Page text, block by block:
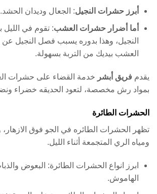
أبرز حشرات النجيل: الجعال وديدان الحشد.
أما أضرار حشرات العشب: تقوم في
النجيل، وهذا بدوره يسبب فصل النجيل عن
العشب بيديك من التربة بسهولة.
يقدم فريق أبشر خدمة القضاء على حشرات
بمواد رش مخصصة، لتعود الحديقه خضراء
الحشرات الطائرة
تظهر الحشرات الطائره في الجو فوق الازهار،
ومياه الري المتجمعة أثناء الليل.
ابرز انواع الحشرات الطائرة: البعوض
الهاموش.